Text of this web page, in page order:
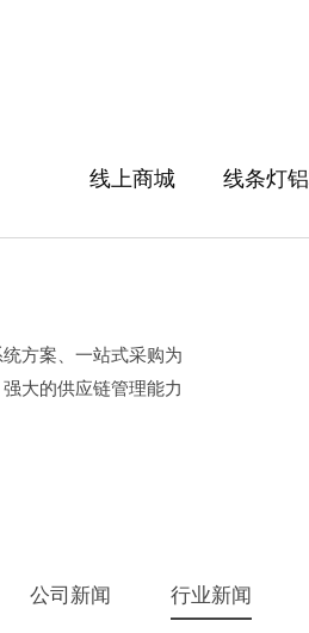
线上商城 线条灯
方案、一站式采购为
大的供应链管理能力
公司新闻 行业新闻